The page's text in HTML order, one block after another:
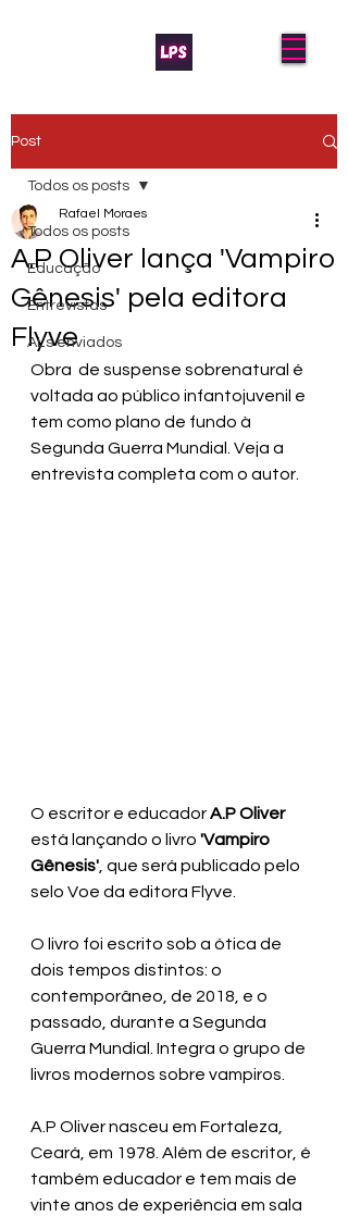
Post
Todos os posts
Educação
Entrevistas
AL's enviados
Todos os posts
A.P Oliver lança 'Vampiro
Gênesis' pela editora
Flyve
Rafael Moraes
Obra  de suspense sobrenatural é
voltada ao público infantojuvenil e
tem como plano de fundo à
Segunda Guerra Mundial. Veja a
entrevista completa com o autor.
O escritor e educador A.P Oliver
está lançando o livro 'Vampiro
Gênesis' , que será publicado pelo
selo Voe da editora Flyve.
O livro foi escrito sob a ótica de
dois tempos distintos: o
contemporâneo, de 2018, e o
passado, durante a Segunda
Guerra Mundial. Integra o grupo de
livros modernos sobre vampiros.
A.P Oliver nasceu em Fortaleza,
Ceará, em 1978. Além de escritor, é
também educador e tem mais de
vinte anos de experiência em sala